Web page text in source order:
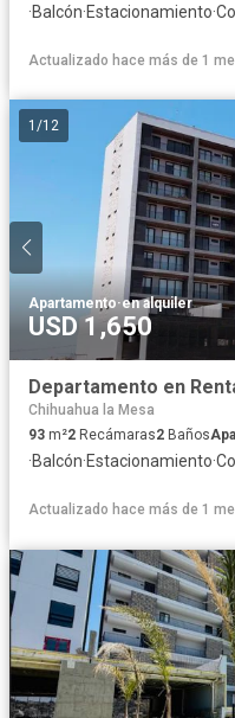
·Balcón·Estacionamiento·
Actualizado hace más de 1
1 /12
Apartamento·en alquiler
USD 1,650
Departamento en
Chihuahua la Mesa
93 m²2 Recámaras2 Baños
·Balcón·Estacionamiento·
Actualizado hace más de 1